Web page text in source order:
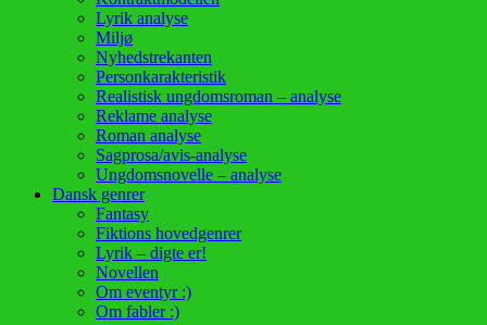
Lyrik analyse
Miljø
Nyhedstrekanten
Personkarakteristik
Realistisk ungdomsroman – analyse
Reklame analyse
Roman analyse
Sagprosa/avis-analyse
Ungdomsnovelle – analyse
Dansk genrer
Fantasy
Fiktions hovedgenrer
Lyrik – digte er!
Novellen
Om eventyr :)
Om fabler :)